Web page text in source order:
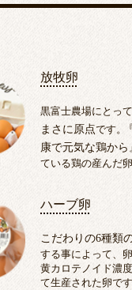
放牧卵
黒富士農場にとって
まさに原点です。
康で元気な鶏から
ている鶏の産んだ
ハーブ卵
こだわりの6種類
する事によって、
黄カロテノイド濃
て生産された卵です